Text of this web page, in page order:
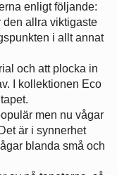
enligt följande:
den allra viktigaste
i allt annat
och att plocka in
I kollektionen Eco
men nu vågar
är i synnerhet
blanda små och